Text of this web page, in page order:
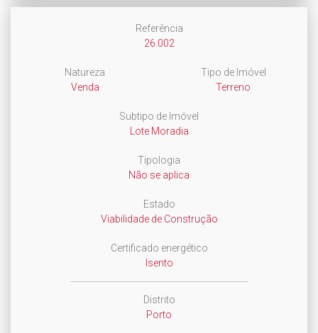
Referência
26.002
Natureza
Venda
Tipo de Imóvel
Terreno
Subtipo de Imóvel
Lote Moradia
Tipologia
Não se aplica
Estado
Viabilidade de Construção
Certificado energético
Isento
Distrito
Porto